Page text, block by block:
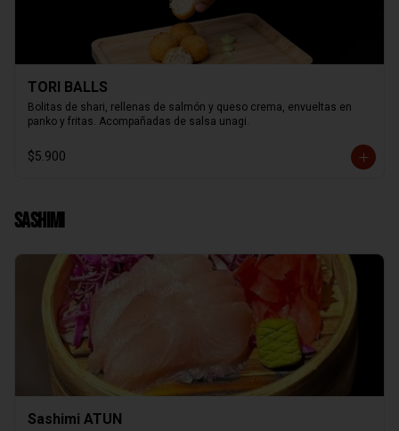
TORI BALLS
Bolitas de shari, rellenas de salmón y queso crema, envueltas en
panko y fritas. Acompañadas de salsa unagi.
$5.900
Sashimi
Sashimi ATUN